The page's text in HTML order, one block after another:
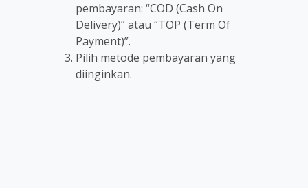
pembayaran: “COD (Cash On
Delivery)” atau “TOP (Term Of
Payment)”.
Pilih metode pembayaran yang
diinginkan.